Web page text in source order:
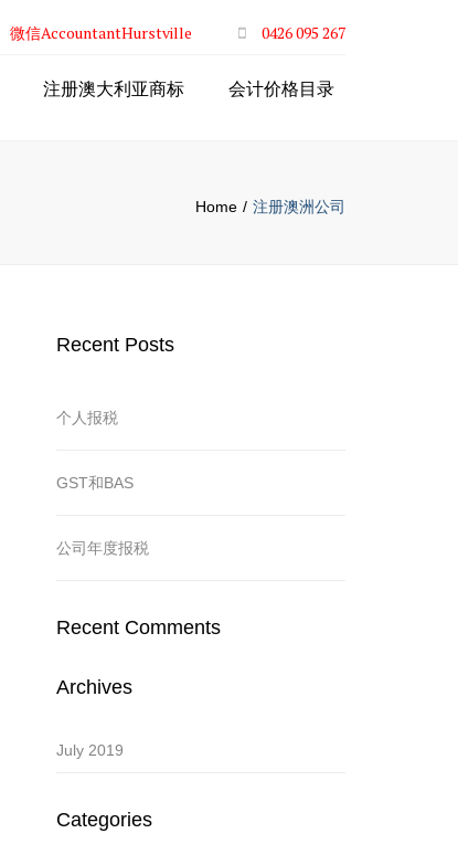
微信AccountantHurstville 0426 095 267
注册澳大利亚商标 会计价格目录
Home 注册澳洲公司
Recent Posts
个人报税
GST和BAS
公司年度报税
Recent Comments
Archives
July 2019
Categories